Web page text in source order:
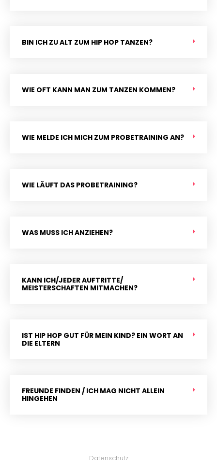
BIN ICH ZU ALT ZUM HIP HOP TANZEN?
WIE OFT KANN MAN ZUM TANZEN KOMMEN?
WIE MELDE ICH MICH ZUM PROBETRAINING AN?
WIE LÄUFT DAS PROBETRAINING?
WAS MUSS ICH ANZIEHEN?
KANN ICH/JEDER AUFTRITTE/
MEISTERSCHAFTEN MITMACHEN?
IST HIP HOP GUT FÜR MEIN KIND? EIN WORT AN
DIE ELTERN
FREUNDE FINDEN / ICH MAG NICHT ALLEIN
HINGEHEN
Datenschutz